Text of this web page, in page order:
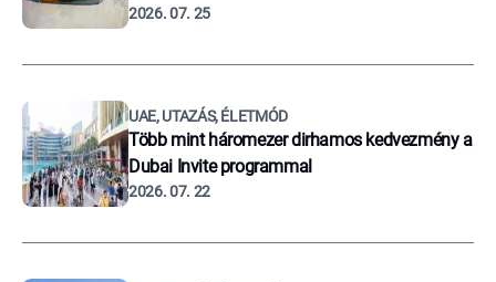
2026. 07. 25
UAE, UTAZÁS, ÉLETMÓD
Több mint háromezer dirhamos kedvezmény a
Dubai Invite programmal
2026. 07. 22